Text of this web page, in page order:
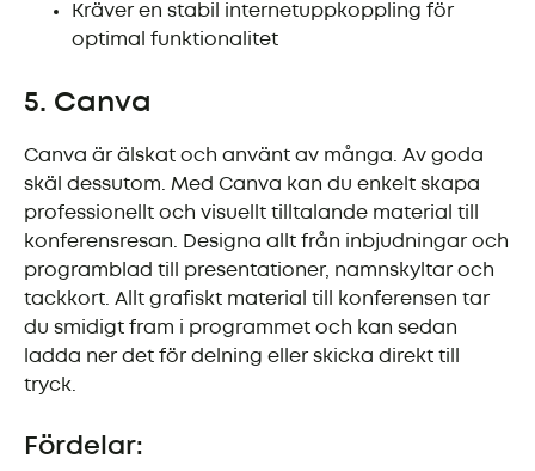
Kräver en stabil internetuppkoppling för
optimal funktionalitet
5. Canva
Canva är älskat och använt av många. Av goda
skäl dessutom. Med Canva kan du enkelt skapa
professionellt och visuellt tilltalande material till
konferensresan. Designa allt från inbjudningar och
programblad till presentationer, namnskyltar och
tackkort. Allt grafiskt material till konferensen tar
du smidigt fram i programmet och kan sedan
ladda ner det för delning eller skicka direkt till
tryck.
Fördelar: